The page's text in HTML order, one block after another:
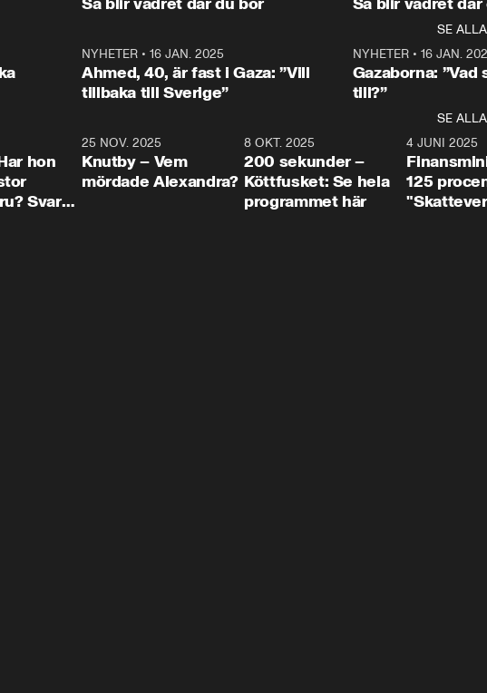
vi förstås
utbildnings- och
Mohamsson till svars.
statsminister Ulf Kristersson
Rohwedder
Thand Ring
SE ALLA
NYHETER• 16 JAN. 2025
Ahmed, 40, är fast i Gaza: ”Vill
tillbaka till Sverige”
NYHETER• 16 JAN.
Gazaborna:
till?”
SE ALLA
hon
Svar
31:05
25 NOV. 2025
Knutby – Vem
mördade Alexandra?
4:29
8 OKT. 2025
200 sekunder –
Köttfusket: Se hela
programmet här
4 JUNI 2025
125